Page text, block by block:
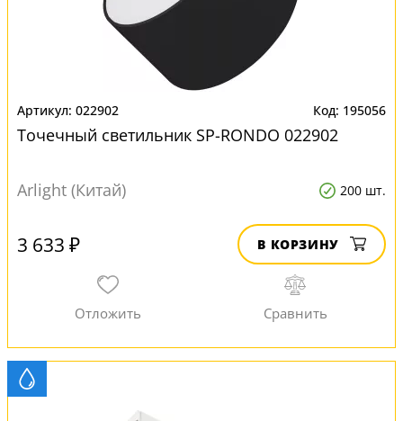
022902 195056
Точечный светильник SP-RONDO 022902
Arlight (Китай) 200 шт.
3 633 ₽ В КОРЗИНУ